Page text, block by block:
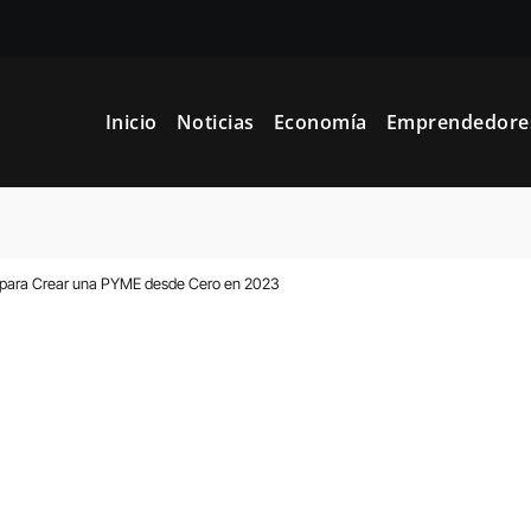
para elegir el mejor nicho para emprender: guía paso a paso
Inicio Noticias Economía
Crear una PYME desde Cero en 2023